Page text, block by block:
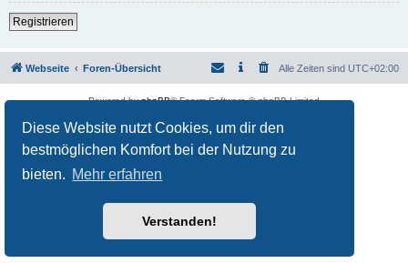
Diese Website nutzt Cookies, um dir den
bestmöglichen Komfort bei der Nutzung zu
bieten. Mehr erfahren
Verstanden!
Registrieren
Webseite Foren-Übersicht Alle Zeiten sind UTC+02:00
Powered byphpBB® Forum Software © phpBB Limited
Datenschutz|Nutzungsbedingungen